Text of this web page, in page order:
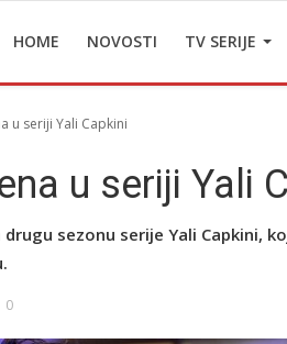
HOME NOVOSTI TV SERIJE
u seriji Yali Capkini
u seriji Yali
sezonu serije Yali Capkini,
0